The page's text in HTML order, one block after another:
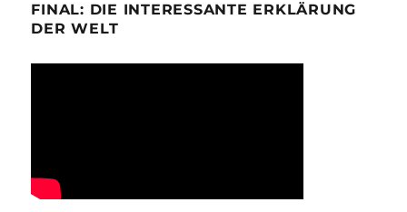
FINAL: DIE INTERESSANTE ERKLÄRUNG
DER WELT